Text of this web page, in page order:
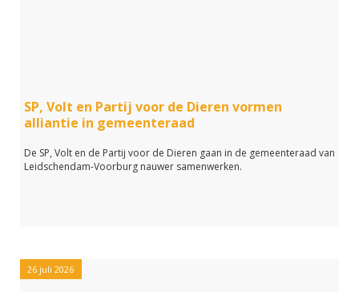
SP, Volt en Partij voor de Dieren vormen
alliantie in gemeenteraad
De SP, Volt en de Partij voor de Dieren gaan in de gemeenteraad van
Leidschendam-Voorburg nauwer samenwerken.
26 juli 2026